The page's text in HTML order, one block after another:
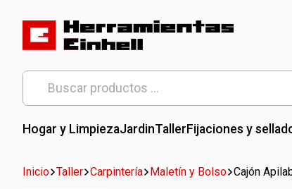
content
Herramientas Einhell
Distribuidor Oficial
Buscar
por:
Hogar y LimpiezaJardinTallerFijaciones y
Inicio Taller Carpintería Maletín y Bolso Cajón